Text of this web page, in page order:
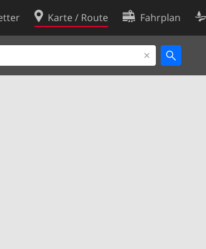
Karte / Route Fahrplan
Cookie-Richtlinie
Cookie-